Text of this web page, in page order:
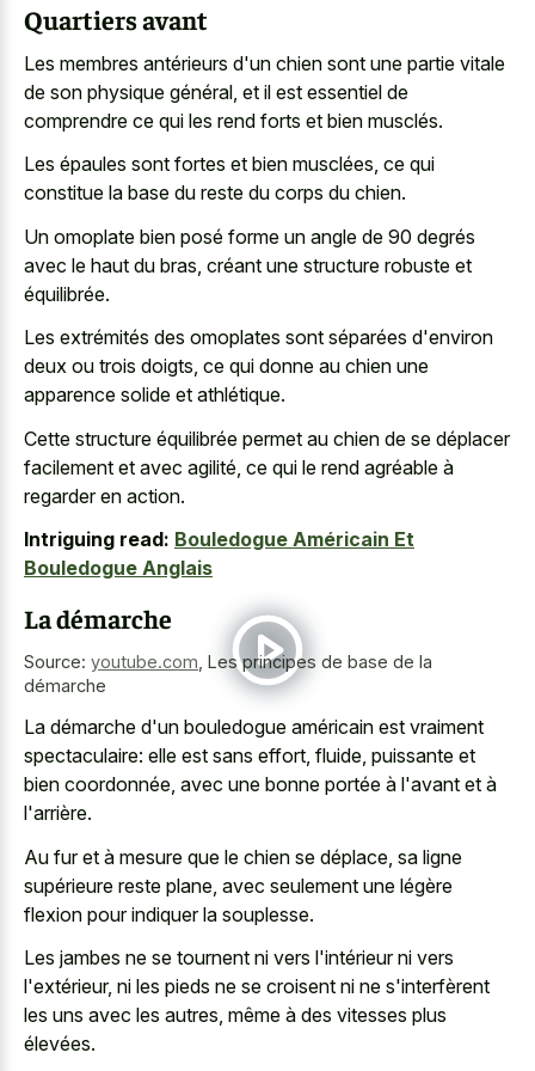
Quartiers avant
Les membres antérieurs d'un chien sont une partie vitale
de son physique général, et il est essentiel de
comprendre ce qui les rend forts et bien musclés.
Les épaules sont fortes et bien musclées, ce qui
constitue la base du reste du corps du chien.
Un omoplate bien posé forme un angle de 90 degrés
avec le haut du bras, créant une structure robuste et
équilibrée.
Les extrémités des omoplates sont séparées d'environ
deux ou trois doigts, ce qui donne au chien une
apparence solide et athlétique.
Cette structure équilibrée permet au chien de se déplacer
facilement et avec agilité, ce qui le rend agréable à
regarder en action.
Intriguing read: Bouledogue Américain Et
Bouledogue Anglais
La démarche
Source: youtube.com Les principes de base de la
démarche
La démarche d'un bouledogue américain est vraiment
spectaculaire: elle est sans effort, fluide, puissante et
bien coordonnée, avec une bonne portée à l'avant et à
l'arrière.
Au fur et à mesure que le chien se déplace, sa ligne
supérieure reste plane, avec seulement une légère
flexion pour indiquer la souplesse.
Les jambes ne se tournent ni vers l'intérieur ni vers
l'extérieur, ni les pieds ne se croisent ni ne s'interfèrent
les uns avec les autres, même à des vitesses plus
élevées.